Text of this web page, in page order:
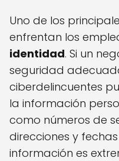
Uno de los
enfrentan los
identidad. Si un
seguridad
ciberdelincuentes
la información
como números de
direcciones y
información es